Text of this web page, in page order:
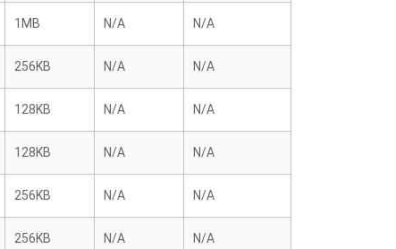
1MB N/A N/A
256KB N/A N/A
128KB N/A N/A
128KB N/A N/A
256KB N/A N/A
256KB N/A N/A